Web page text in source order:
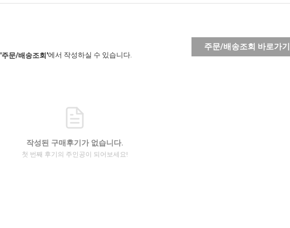
'주문/배송조회'에서 작성하실 수 있습니다.
주문/배송조회 바로가기
작성된 구매후기가 없습니다.
첫 번째 후기의 주인공이 되어보세요!